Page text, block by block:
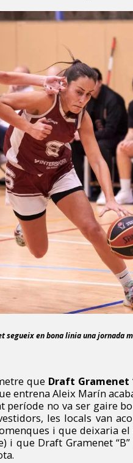
segueix en bona linia una jornada
que Draft Gramenet
entrena Aleix Marín
període no va ser gaire
les locals van
i que deixaria
i que Draft Gramenet